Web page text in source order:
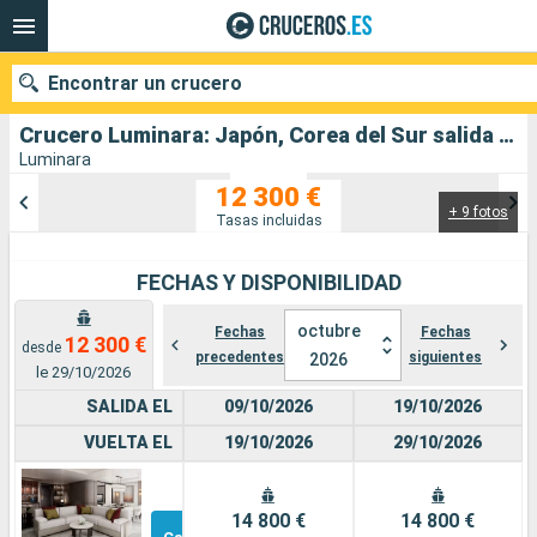
Crucero Luminara: Japón, Corea del Sur salida desde Tokyo
Luminara
+ 9 fotos
12 300 €
Tasas incluidas
FECHAS Y DISPONIBILIDAD
desde 12 300 €
le 29/10/2026
Fechas
precedentes
octubre
2026
Fechas
siguientes
SALIDA EL
VUELTA EL
09/10/2026
19/10/2026
14 800 €
19/10/2026
29/10/2026
14 800 €
Encontrar un crucero
Puertos Compañías
Buscar